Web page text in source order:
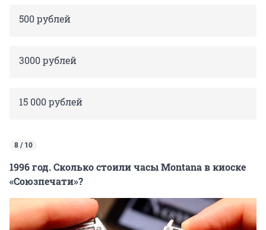
500 рублей
3000 рублей
15 000 рублей
8 / 10
1996 год. Сколько стоили часы Montana в киоске
«Союзпечати»?